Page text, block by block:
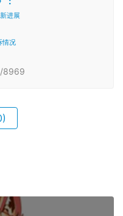
进展
情况
8969